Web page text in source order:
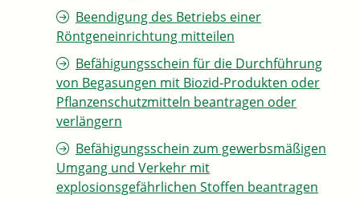
Beendigung des Betriebs einer
Röntgeneinrichtung mitteilen
Befähigungsschein für die Durchführung
von Begasungen mit Biozid-Produkten oder
Pflanzenschutzmitteln beantragen oder
verlängern
Befähigungsschein zum gewerbsmäßigen
Umgang und Verkehr mit
explosionsgefährlichen Stoffen beantragen